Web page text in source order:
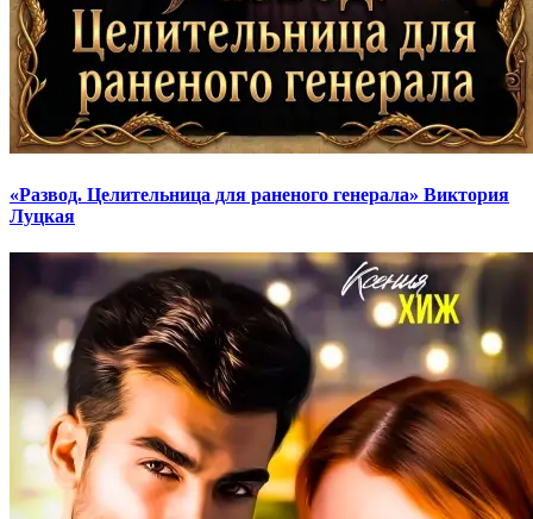
«Развод. Целительница для раненого генерала» Виктория
Луцкая